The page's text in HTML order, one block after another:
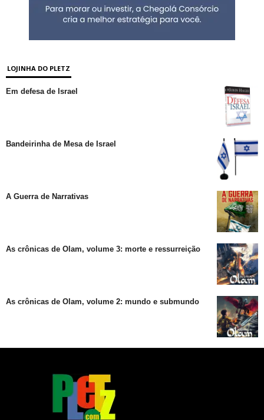
LOJINHA DO PLETZ
Em defesa de Israel
Bandeirinha de Mesa de Israel
A Guerra de Narrativas
As crônicas de Olam, volume 3: morte e ressurreição
As crônicas de Olam, volume 2: mundo e submundo